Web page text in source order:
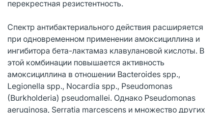
перекрестная резистентность.
Спектр антибактериального действия расширяется
при одновременном применении амоксициллина и
ингибитора бета-лактамаз клавулановой кислоты. В
этой комбинации повышается активность
амоксициллина в отношении Bacteroides spp.,
Legionella spp., Nocardia spp., Pseudomonas
(Burkholderia) pseudomallei. Однако Pseudomonas
aeruginosa, Serratia marcescens и множество других